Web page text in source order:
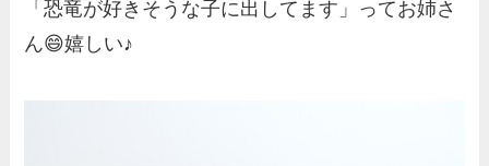
「恐竜が好きそうな子に出してます」ってお姉さ
ん😄嬉しい♪